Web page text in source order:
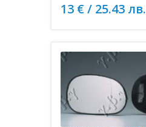
13 € / 25.43 лв.